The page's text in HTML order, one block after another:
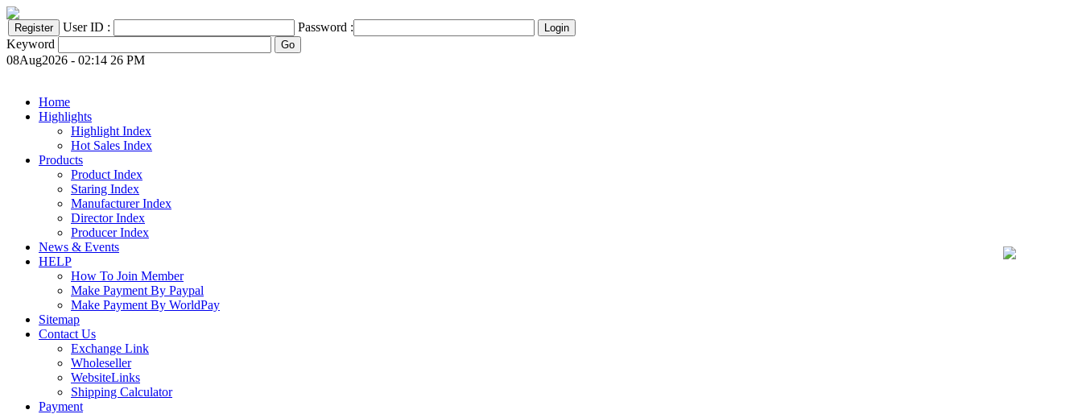
User ID :
Password :
Keyword
08Aug2026 - 02:14 26 PM
Home
Highlights
Highlight Index
Hot Sales Index
Products
Product Index
Staring Index
Manufacturer Index
Director Index
Producer Index
News & Events
HELP
How To Join Member
Make Payment By Paypal
Make Payment By WorldPay
Sitemap
Contact Us
Exchange Link
Wholeseller
WebsiteLinks
Shipping Calculator
Payment